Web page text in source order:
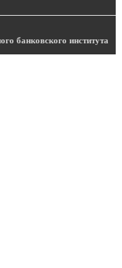
банковского института